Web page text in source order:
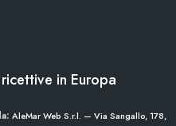
in Europa
AleMar Web S.r.l. — Via Sangallo, 178,